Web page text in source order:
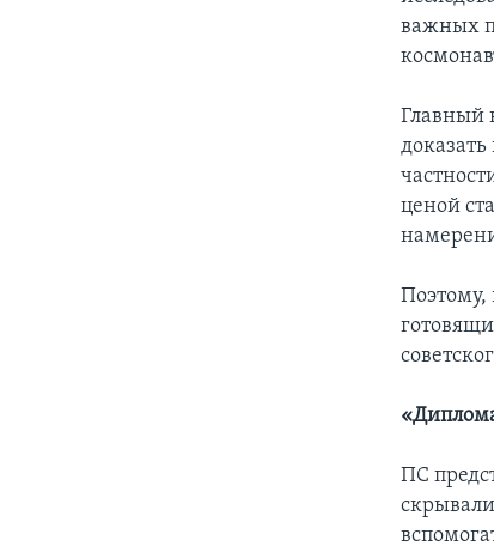
важных
Главный
ценой
Поэтому,
ПС